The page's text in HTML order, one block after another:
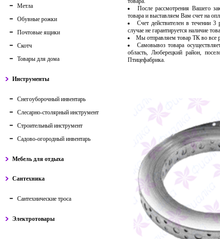
Метла
Обувные рожки
Почтовые ящики
Скотч
Товары для дома
Инструменты
Снегоуборочный инвентарь
Слесарно-столярный инструмент
Строительный инструмент
Садово-огородный инвентарь
Мебель для отдыха
Сантехника
Сантехнические троса
Электротовары
После рассмотрения Вашего
товара и выставляем Вам счет на
Счет действителен в течении
случае не гарантируется наличие
Мы отправляем товар ТК во
Самовывоз товара
область, Люберецкий район,
Птицефабрика.